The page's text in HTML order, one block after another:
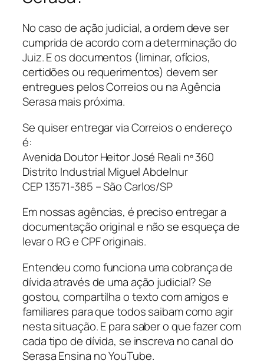
No caso de ação judicial, a ordem deve ser
cumprida de acordo com a determinação do
Juiz. E os documentos (liminar, ofícios,
certidões ou requerimentos) devem ser
entregues pelos Correios ou na Agência
Serasa mais próxima.
Se quiser entregar via Correios o endereço
é:
Avenida Doutor Heitor José Reali nº 360
Distrito Industrial Miguel Abdelnur
CEP 13571-385 – São Carlos/SP
Em nossas agências, é preciso entregar a
documentação original e não se esqueça de
levar o RG e CPF originais.
Entendeu como funciona uma cobrança de
dívida através de uma ação judicial? Se
gostou, compartilha o texto com amigos e
familiares para que todos saibam como agir
nesta situação. E para saber o que fazer com
cada tipo de dívida, se inscreva no canal do
Serasa Ensina no YouTube.